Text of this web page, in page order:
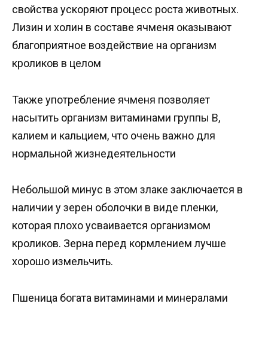
свойства ускоряют процесс роста животных.
Лизин и холин в составе ячменя оказывают
благоприятное воздействие на организм
кроликов в целом
Также употребление ячменя позволяет
насытить организм витаминами группы В,
калием и кальцием, что очень важно для
нормальной жизнедеятельности
Небольшой минус в этом злаке заключается в
наличии у зерен оболочки в виде пленки,
которая плохо усваивается организмом
кроликов. Зерна перед кормлением лучше
хорошо измельчить.
Пшеница богата витаминами и минералами